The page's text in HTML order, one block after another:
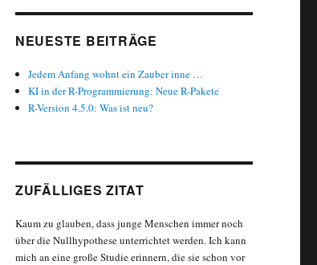
NEUESTE BEITRÄGE
Jedem Anfang wohnt ein Zauber inne …
KI in der R-Programmierung: Neue R-Pakete
R-Version 4.5.0: Was ist neu?
ZUFÄLLIGES ZITAT
Kaum zu glauben, dass junge Menschen immer noch
über die Nullhypothese unterrichtet werden. Ich kann
mich an eine große Studie erinnern, die sie schon vor